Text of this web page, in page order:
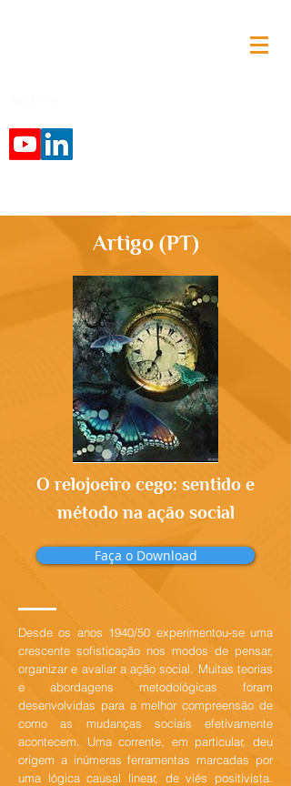
Artigo (PT)
O relojoeiro cego: sentido e
método na ação social
Faça o Download
Desde os anos 1940/50 experimentou-se uma
crescente sofisticação nos modos de pensar,
organizar e avaliar a ação social. Muitas teorias
e abordagens metodológicas foram
desenvolvidas para a melhor compreensão de
como as mudanças sociais efetivamente
acontecem. Uma corrente, em particular, deu
origem a inúmeras ferramentas marcadas por
uma lógica causal linear, de viés positivista.